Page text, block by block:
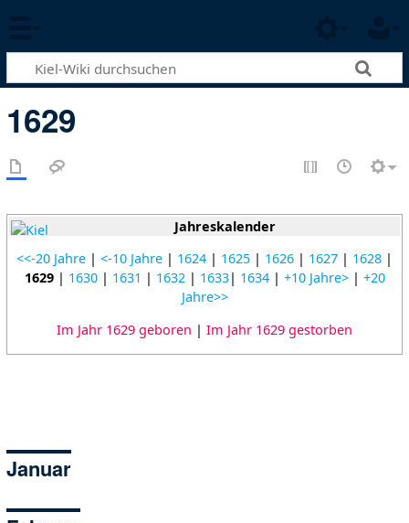
1629
Jahreskalender
<<-20 Jahre | <-10 Jahre | 1624 | 1625 | 1626 | 1627 | 1628 |
1629| 1630| 1631 | 1632| 1633| 1634| +10 Jahre>| +20
Jahre>>
Im Jahr 1629 geboren | Im Jahr 1629 gestorben
Januar